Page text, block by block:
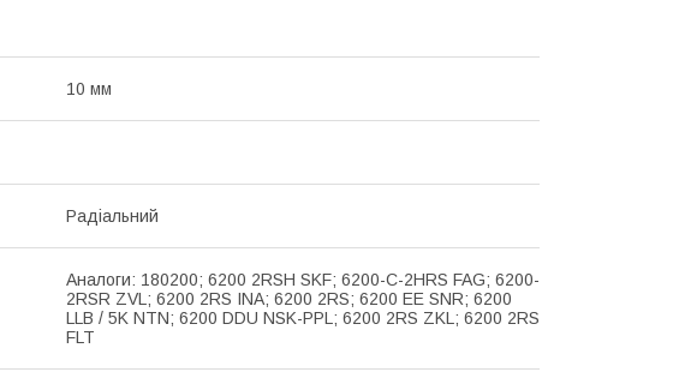
10 мм
Радіальний
Аналоги: 180200; 6200 2RSH SKF; 6200-C-2HRS FAG; 6200-
2RSR ZVL; 6200 2RS INA; 6200 2RS; 6200 EE SNR; 6200
LLB / 5K NTN; 6200 DDU NSK-PPL; 6200 2RS ZKL; 6200 2RS
FLT